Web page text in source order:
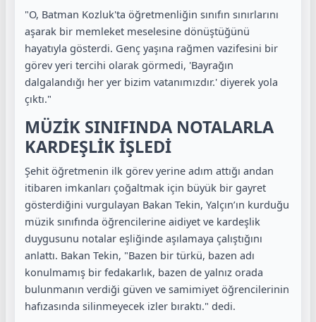
"O, Batman Kozluk'ta öğretmenliğin sınıfın sınırlarını
aşarak bir memleket meselesine dönüştüğünü
hayatıyla gösterdi. Genç yaşına rağmen vazifesini bir
görev yeri tercihi olarak görmedi, 'Bayrağın
dalgalandığı her yer bizim vatanımızdır.' diyerek yola
çıktı."
MÜZİK SINIFINDA NOTALARLA
KARDEŞLİK İŞLEDİ
Şehit öğretmenin ilk görev yerine adım attığı andan
itibaren imkanları çoğaltmak için büyük bir gayret
gösterdiğini vurgulayan Bakan Tekin, Yalçın’ın kurduğu
müzik sınıfında öğrencilerine aidiyet ve kardeşlik
duygusunu notalar eşliğinde aşılamaya çalıştığını
anlattı. Bakan Tekin, "Bazen bir türkü, bazen adı
konulmamış bir fedakarlık, bazen de yalnız orada
bulunmanın verdiği güven ve samimiyet öğrencilerinin
hafızasında silinmeyecek izler bıraktı." dedi.